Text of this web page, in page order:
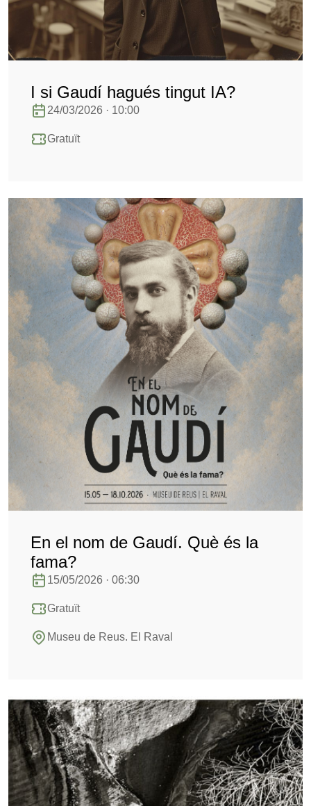
I si Gaudí hagués tingut IA?
24/03/2026 · 10:00
Gratuït
En el nom de Gaudí. Què és la
fama?
15/05/2026 · 06:30
Gratuït
Museu de Reus. El Raval